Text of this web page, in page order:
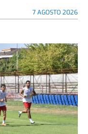
7 AGOSTO 2026